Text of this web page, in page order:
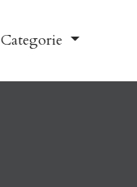
Categorie